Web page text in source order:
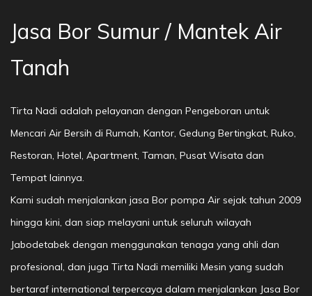
Jasa Bor Sumur / Mantek Air
Tanah
Tirta Nadi adalah pelayanan dengan Pengeboran untuk
Mencari Air Bersih di Rumah, Kantor, Gedung Bertingkat, Ruko,
Restoran, Hotel, Apartment, Taman, Pusat Wisata dan
Tempat lainnya.
Kami sudah menjalankan jasa Bor pompa Air sejak tahun 2009
hingga kini, dan siap melayani untuk seluruh wilayah
Jabodetabek dengan menggunakan tenaga yang ahli dan
profesional, dan juga Tirta Nadi memiliki Mesin yang sudah
bertaraf international terpercaya dalam menjalankan Jasa Bor